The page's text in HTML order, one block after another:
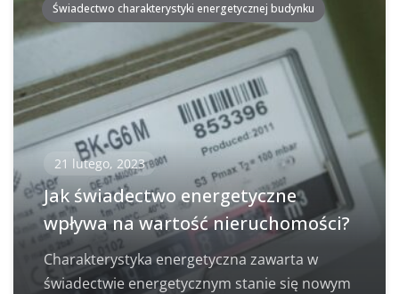
Świadectwo charakterystyki energetycznej budynku
21 lutego, 2023
Jak świadectwo energetyczne
wpływa na wartość nieruchomości?
Charakterystyka energetyczna zawarta w
świadectwie energetycznym stanie się nowym